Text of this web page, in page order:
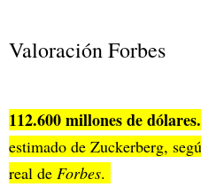
Valoración Forbes
112.600 millones de dólares.
estimado de Zuckerberg,
real de Forbes.